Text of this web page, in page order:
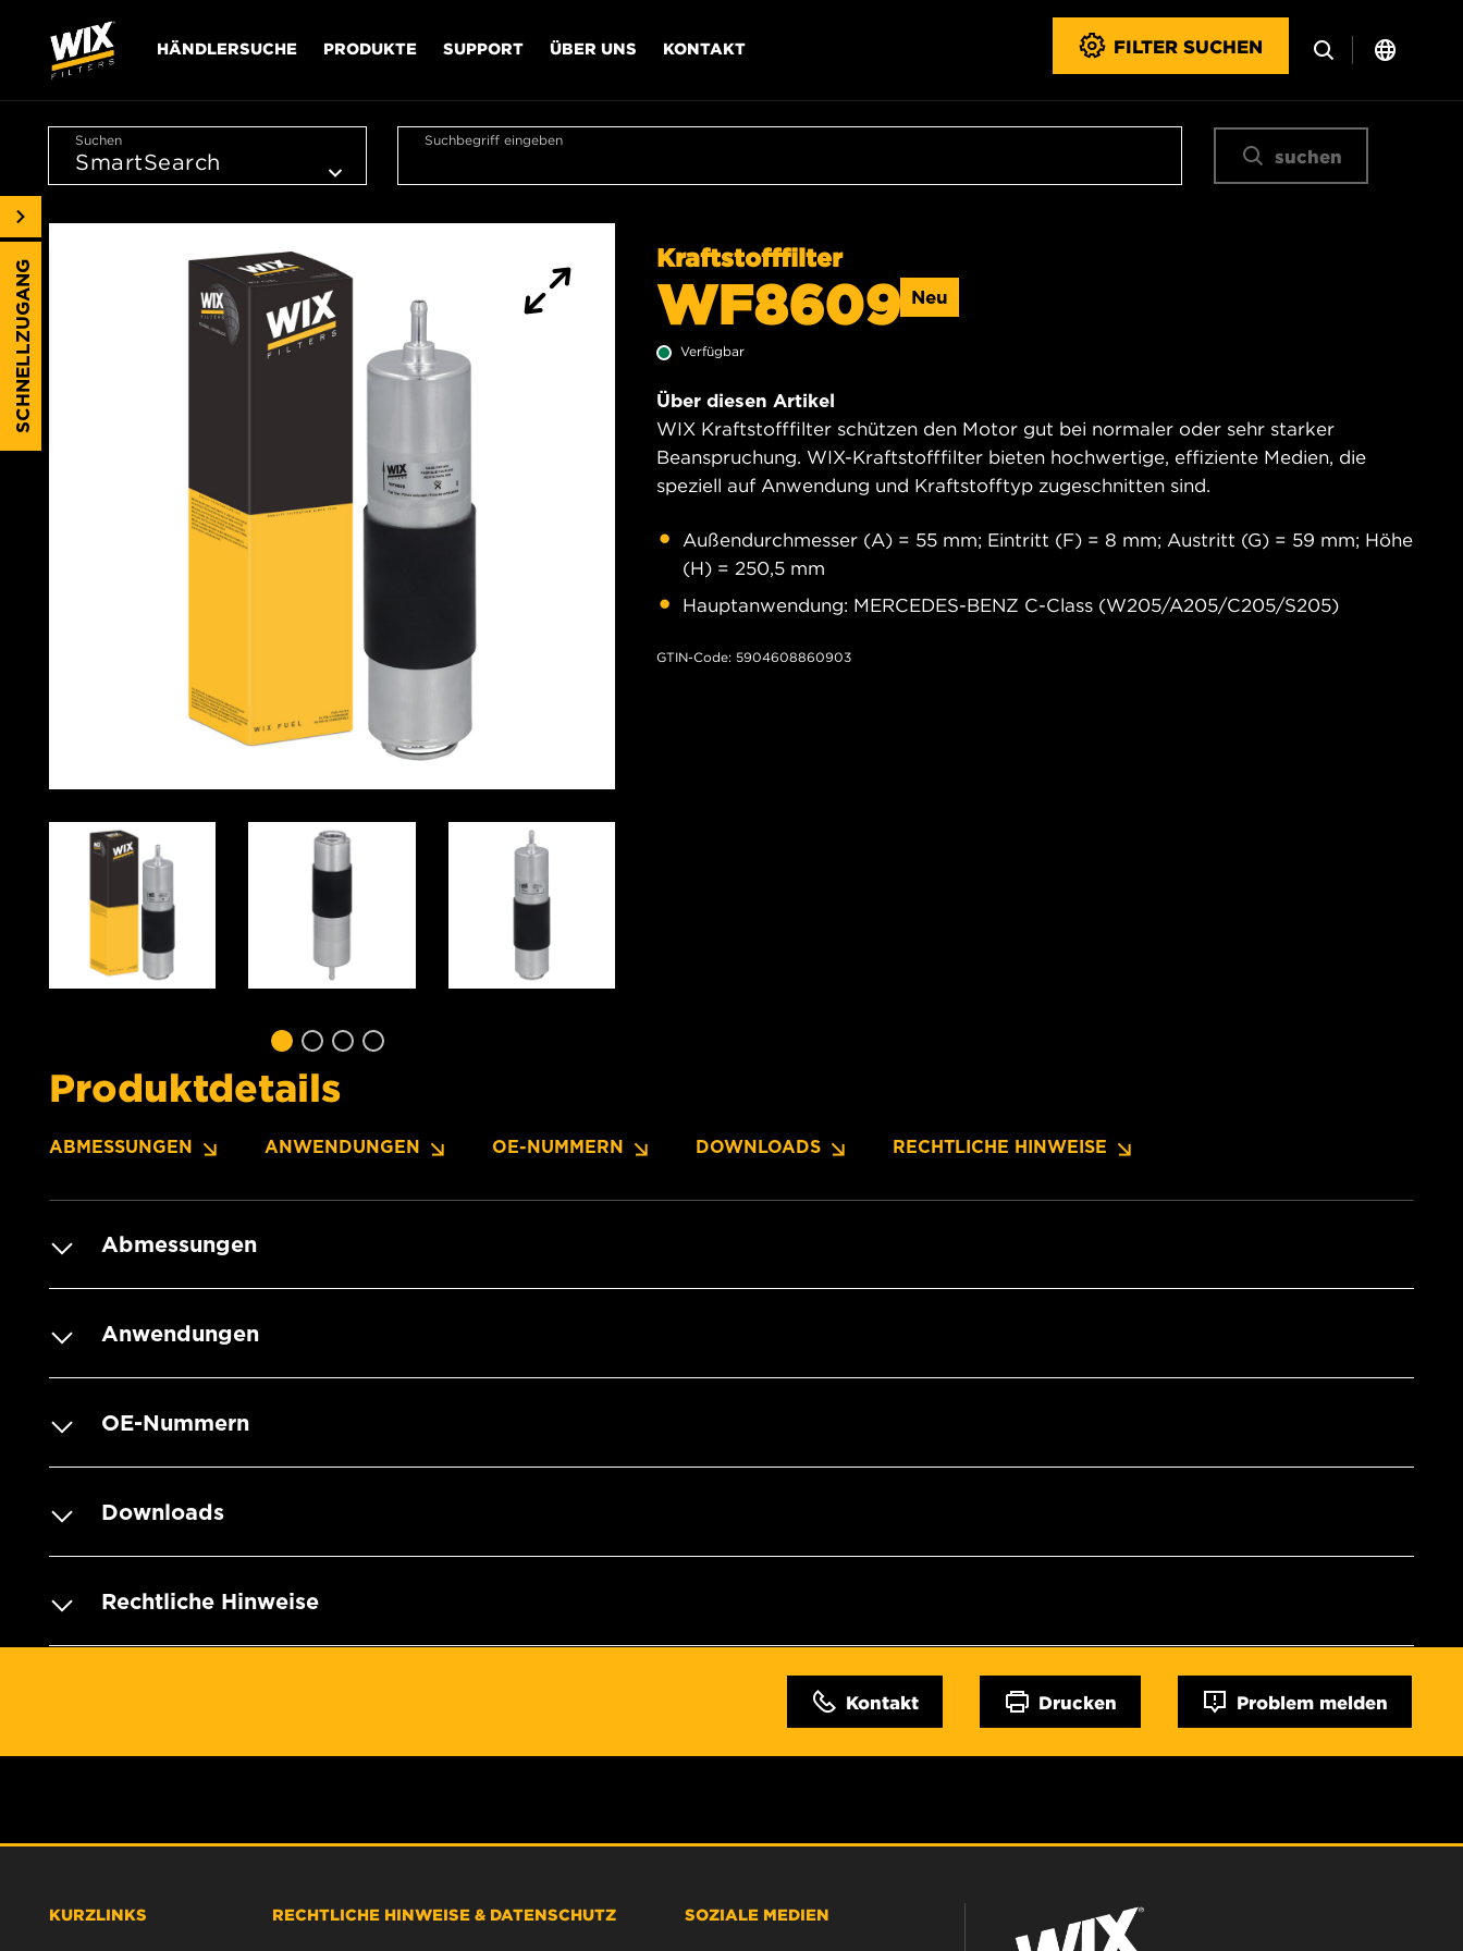
HÄNDLERSUCHE PRODUKTE SUPPORT ÜBER UNS KONTAKT FILTER SUCHEN
Suchen Suchbegriff eingeben
suchen
Kraftstofffilter
WF8609 Neu
Verfügbar
Über diesen Artikel
WIX Kraftstofffilter schützen den Motor gut bei normaler oder sehr starker
Beanspruchung. WIX-Kraftstofffilter bieten hochwertige, effiziente Medien, die
speziell auf Anwendung und Kraftstofftyp zugeschnitten sind.
Außendurchmesser (A) = 55 mm; Eintritt (F) = 8 mm; Austritt (G) = 59 mm; Höhe
(H) = 250,5 mm
Hauptanwendung: MERCEDES-BENZ C-Class (W205/A205/C205/S205)
GTIN-Code: 5904608860903
Produktdetails
ABMESSUNGEN ANWENDUNGEN OE-NUMMERN DOWNLOADS RECHTLICHE HINWEISE
Abmessungen
Anwendungen
OE-Nummern
Downloads
Rechtliche Hinweise
Kontakt Drucken Problem melden
SCHNELLZUGANG
KURZLINKS RECHTLICHE HINWEISE & DATENSCHUTZ SOZIALE MEDIEN